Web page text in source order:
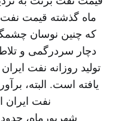
که چنین نوسان
دچار سردرگمی و
یافته است. البته،
نفت ایران